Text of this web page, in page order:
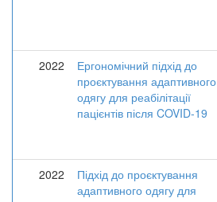
2022
Ергономічний підхід до
проєктування адаптивного
одягу для реабілітації
пацієнтів після COVID-19
2022
Підхід до проєктування
адаптивного одягу для